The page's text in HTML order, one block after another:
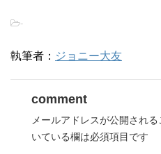
-
執筆者： ジョニー大友
comment
メールアドレスが公開される
いている欄は必須項目です